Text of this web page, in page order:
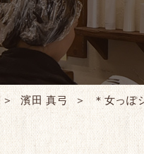
濱田 真弓
＊女っぽ